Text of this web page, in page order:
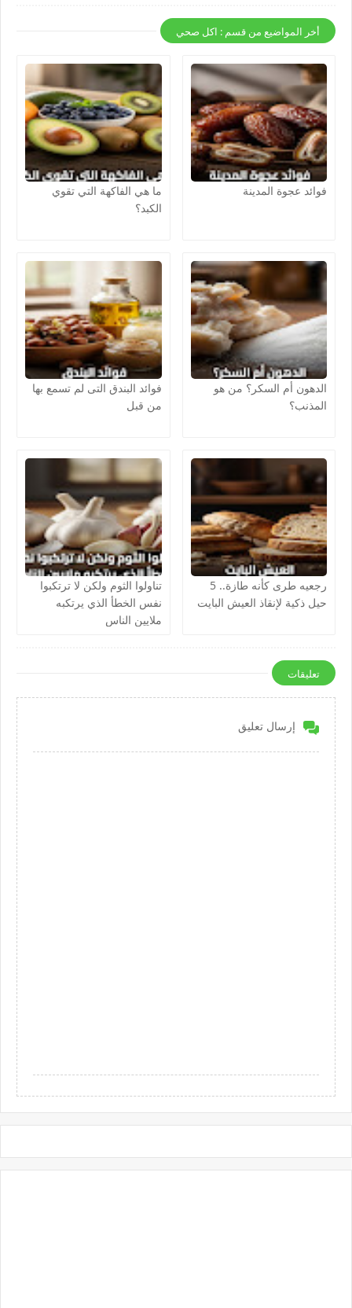
أخر المواضيع من قسم : اكل صحي
فوائد عجوة المدينة
ما هي الفاكهة التي تقوي
الكبد؟
الدهون أم السكر؟ من هو
المذنب؟
فوائد البندق التى لم تسمع بها
من قبل
رجعيه طرى كأنه طازة.. 5
حيل ذكية لإنقاذ العيش البايت
تناولوا الثوم ولكن لا ترتكبوا
نفس الخطأ الذي يرتكبه
ملايين الناس
تعليقات
إرسال تعليق